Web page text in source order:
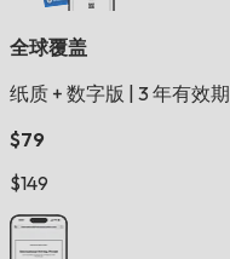
全球覆盖
纸质 + 数字版
3 年有效期
$79
$149